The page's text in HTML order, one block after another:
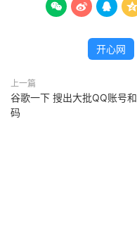
   
开心网
上一篇
谷歌一下 搜出大批QQ账号
码